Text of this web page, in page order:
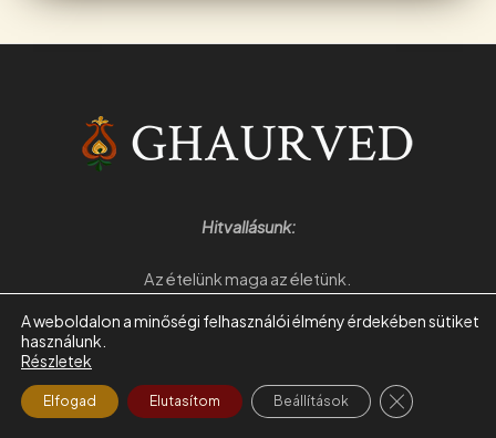
Hitvallásunk:
Az ételünk maga az életünk.
"Jót s jól! Ebben áll a nagy titok. Ezt ha nem érted, szánts és
Kazinczy Ferenc
A weboldalon a minőségi felhasználói élmény érdekében sütiket
használunk.
Részletek
Elfogad Elutasítom Beállítások CLOSE